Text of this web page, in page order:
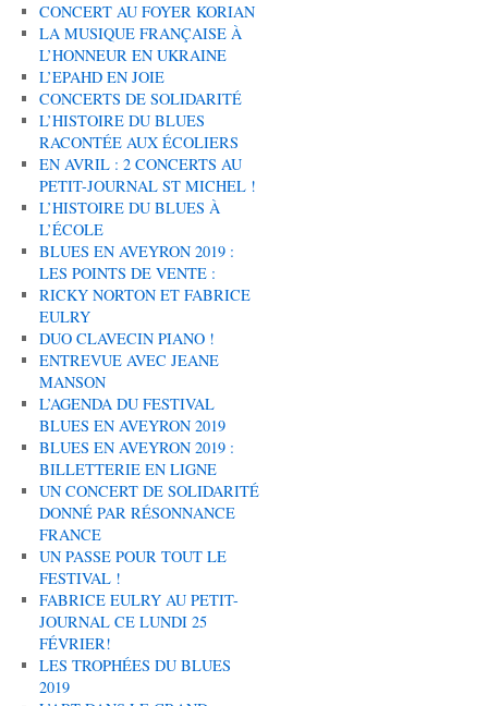
CONCERT AU FOYER KORIAN
LA MUSIQUE FRANÇAISE À
L’HONNEUR EN UKRAINE
L’EPAHD EN JOIE
CONCERTS DE SOLIDARITÉ
L’HISTOIRE DU BLUES
RACONTÉE AUX ÉCOLIERS
EN AVRIL : 2 CONCERTS AU
PETIT-JOURNAL ST MICHEL !
L’HISTOIRE DU BLUES À
L’ÉCOLE
BLUES EN AVEYRON 2019 :
LES POINTS DE VENTE :
RICKY NORTON ET FABRICE
EULRY
DUO CLAVECIN PIANO !
ENTREVUE AVEC JEANE
MANSON
L’AGENDA DU FESTIVAL
BLUES EN AVEYRON 2019
BLUES EN AVEYRON 2019 :
BILLETTERIE EN LIGNE
UN CONCERT DE SOLIDARITÉ
DONNÉ PAR RÉSONNANCE
FRANCE
UN PASSE POUR TOUT LE
FESTIVAL !
FABRICE EULRY AU PETIT-
JOURNAL CE LUNDI 25
FÉVRIER!
LES TROPHÉES DU BLUES
2019